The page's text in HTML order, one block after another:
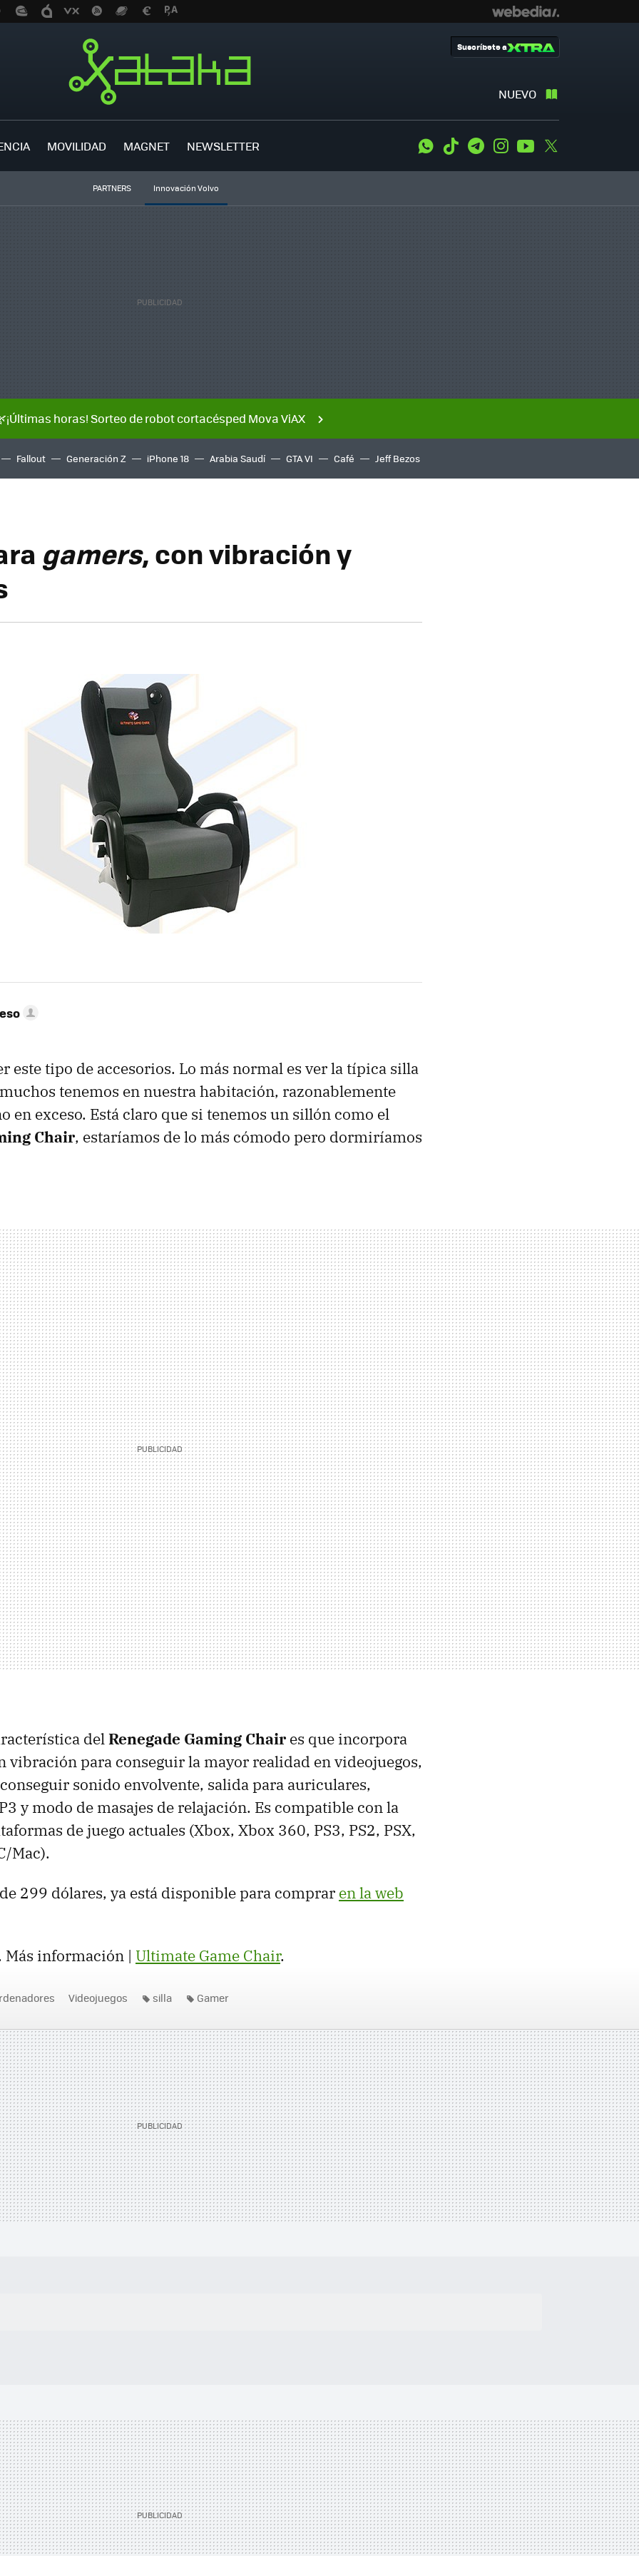
NUEVO
Suscríbete a
MOVILIDAD MAGNET NEWSLETTER WhatsApp
Tiktok TelegramInstagramYoutube
PARTNERS Innovación Volvo
horas! Sorteo de robot cortacésped Mova ViAX
Fallout Generación Z iPhone 18 Arabia Saudí GTA VI Café Jeff Bezos
gamers, con vibración y
este tipo de accesorios. Lo más normal es ver la típica silla
tenemos en nuestra habitación, razonablemente
en exceso. Está claro que si tenemos un sillón como el
Chair, estaríamos de lo más cómodo pero dormiríamos
delRenegade Gaming Chair es que incorpora
vibración para conseguir la mayor realidad en videojuegos,
sonido envolvente, salida para auriculares,
y modo de masajes de relajación. Es compatible con la
de juego actuales (Xbox, Xbox 360, PS3, PS2, PSX,
Mac).
299 dólares, ya está disponible para comprar en la web
Más información | Ultimate Game Chair.
Videojuegos silla Gamer